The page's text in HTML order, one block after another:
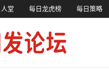
堂 每日龙虎榜 每日策略